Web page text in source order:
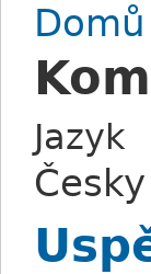
Jste zde
Domů
Jazyk
Česky